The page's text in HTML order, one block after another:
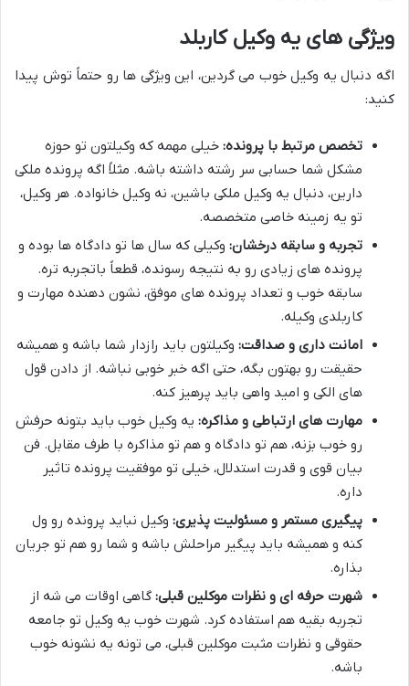
ویژگی های یه وکیل کاربلد
اگه دنبال یه وکیل خوب می گردین، این ویژگی ها رو حتماً توش پیدا
کنید:
تخصص مرتبط با پرونده: خیلی مهمه که وکیلتون تو حوزه
مشکل شما حسابی سر رشته داشته باشه. مثلاً اگه پرونده ملکی
دارین، دنبال یه وکیل ملکی باشین، نه وکیل خانواده. هر وکیل،
تو یه زمینه خاصی متخصصه.
تجربه و سابقه درخشان: وکیلی که سال ها تو دادگاه ها بوده و
پرونده های زیادی رو به نتیجه رسونده، قطعاً باتجربه تره.
سابقه خوب و تعداد پرونده های موفق، نشون دهنده مهارت و
کاربلدی وکیله.
امانت داری و صداقت: وکیلتون باید رازدار شما باشه و همیشه
حقیقت رو بهتون بگه، حتی اگه خبر خوبی نباشه. از دادن قول
های الکی و امید واهی باید پرهیز کنه.
مهارت های ارتباطی و مذاکره: یه وکیل خوب باید بتونه حرفش
رو خوب بزنه، هم تو دادگاه و هم تو مذاکره با طرف مقابل. فن
بیان قوی و قدرت استدلال، خیلی تو موفقیت پرونده تاثیر
داره.
پیگیری مستمر و مسئولیت پذیری: وکیل نباید پرونده رو ول
کنه و همیشه باید پیگیر مراحلش باشه و شما رو هم تو جریان
بذاره.
شهرت حرفه ای و نظرات موکلین قبلی: گاهی اوقات می شه از
تجربه بقیه هم استفاده کرد. شهرت خوب یه وکیل تو جامعه
حقوقی و نظرات مثبت موکلین قبلی، می تونه یه نشونه خوب
باشه.